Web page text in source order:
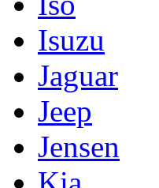
Isuzu
Jaguar
Jeep
Jensen